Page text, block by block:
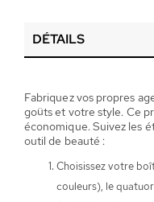
DÉTAILS
Fabriquez vos propres
goûts et votre style. Ce
économique. Suivez les
outil de beauté :
Choisissez votre
couleurs), le